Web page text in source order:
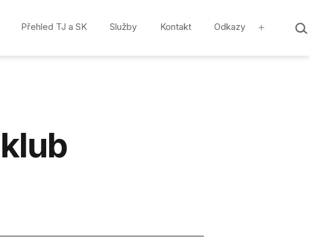
Přehled TJ a SK Služby Kontakt Odkazy
Otevřít…